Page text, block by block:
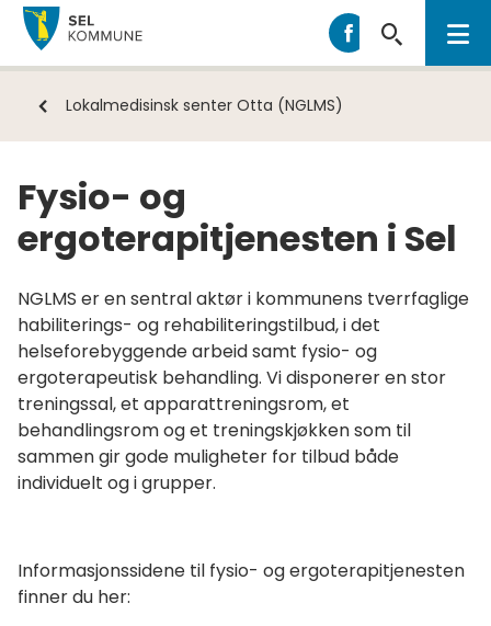
Sel
kommune
Sel
Du
Lokalmedisinsk senter Otta (NGLMS)
Fysio- og
ergoterapitjenesten i Sel
NGLMS er en sentral aktør i kommunens tverrfaglige
habiliterings- og rehabiliteringstilbud, i det
helseforebyggende arbeid samt fysio- og
ergoterapeutisk behandling. Vi disponerer en stor
treningssal, et apparattreningsrom, et
behandlingsrom og et treningskjøkken som til
sammen gir gode muligheter for tilbud både
individuelt og i grupper.
Informasjonssidene til fysio- og ergoterapitjenesten
finner du her: